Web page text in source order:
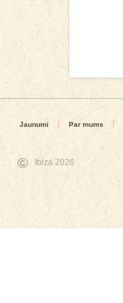
Jaunumi Par mums
© Ibiza 2026